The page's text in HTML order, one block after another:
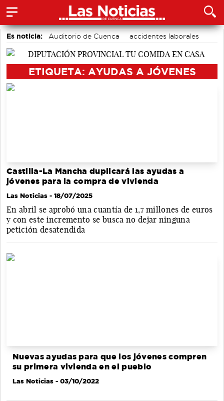
Es noticia: Auditorio de Cuenca
accidentes laborales
Medio Ambiente
ETIQUETA: AYUDAS A JÓVENES
Castilla-La Mancha duplicará las ayudas a
jóvenes para la compra de vivienda
Las Noticias - 18/07/2025
En abril se aprobó una cuantía de 1,7 millones de euros
y con este incremento se busca no dejar ninguna
petición desatendida
Nuevas ayudas para que los jóvenes compren
su primera vivienda en el pueblo
Las Noticias - 03/10/2022